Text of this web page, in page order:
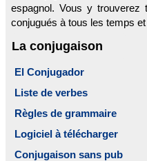
espagnol. Vous y trouverez
conjugués à tous les temps
La conjugaison
El Conjugador
Liste de verbes
Règles de grammaire
Logiciel à télécharger
Conjugaison sans pub